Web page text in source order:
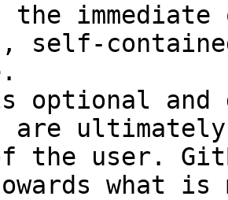
self-
optional and
are
the user.
what